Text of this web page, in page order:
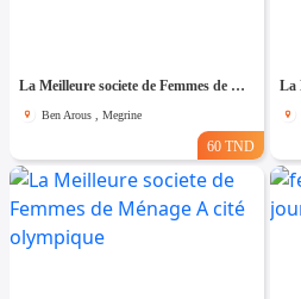
La Meilleure societe de Femmes de Ménage A Megrine
Ben Arous , Megrine
60 TND